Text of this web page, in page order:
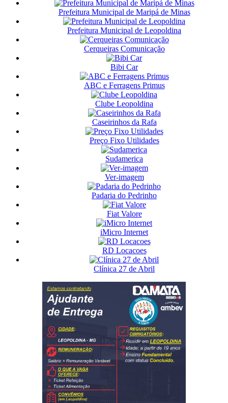
Prefeitura Municipal de Maripá de Minas
Prefeitura Municipal de Leopoldina
Cerqueiras Comunicação
Bibi Car
ABC e Ferragens Primus
Clube Leopoldina
Caseirinhos da Rafa
Preço Fixo Utilidades
Sudamerica
Ver-imagem
Padaria do Pedrinho
Fiat Valore
iMicro Internet
RD Locacoes
Clínica 27 de Abril